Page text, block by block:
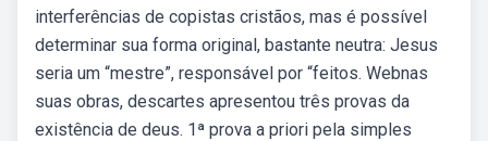
interferências de copistas cristãos, mas é possível
determinar sua forma original, bastante neutra: Jesus
seria um “mestre”, responsável por “feitos. Webnas
suas obras, descartes apresentou três provas da
existência de deus. 1ª prova a priori pela simples